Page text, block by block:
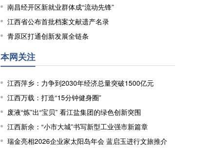
南昌经开区新就业群体成“流动先锋”
江西省公布首批档案文献遗产名录
青原区打通创新发展全链条
本网关注
江西萍乡：力争到2030年经济总量突破1500亿元
江西万载：打造“15分钟健身圈”
废液“炼”出“宝贝” 看江盐集团的绿色创新突围
江西新余：“小市大城”书写新型工业强市新篇章
瑞金亮相2026企业家太阳岛年会 蓝启玉进行文旅推介